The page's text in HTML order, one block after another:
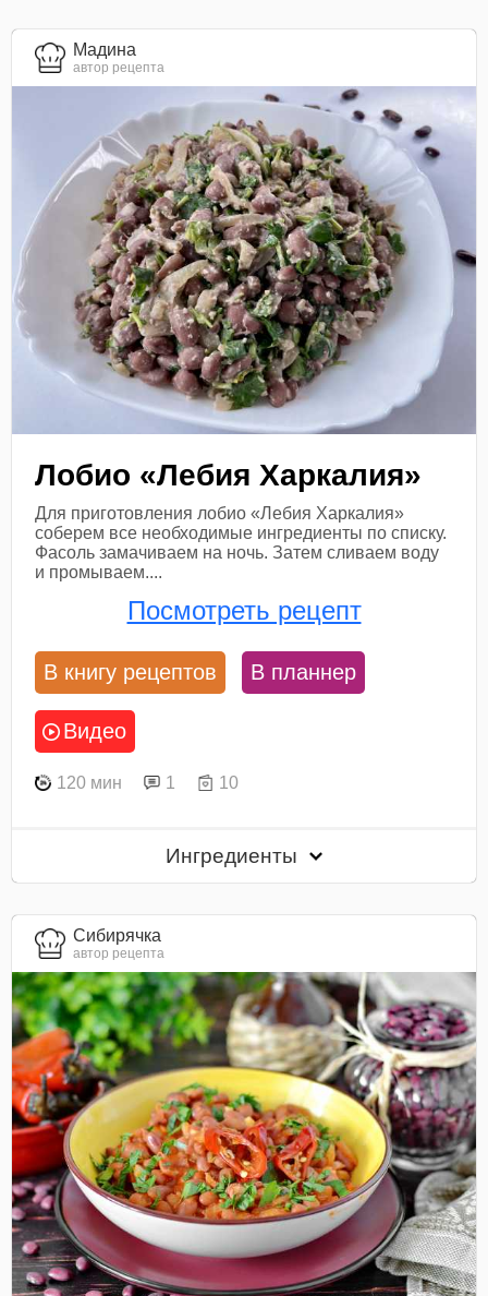
Мадина
автор рецепта
Лобио «Лебия Харкалия»
Для приготовления лобио «Лебия Харкалия»
соберем все необходимые ингредиенты по списку.
Фасоль замачиваем на ночь. Затем сливаем воду
и промываем....
Посмотреть рецепт
В книгу рецептов В планнер
Видео
120 мин 1 10
Ингредиенты
Сибирячка
автор рецепта